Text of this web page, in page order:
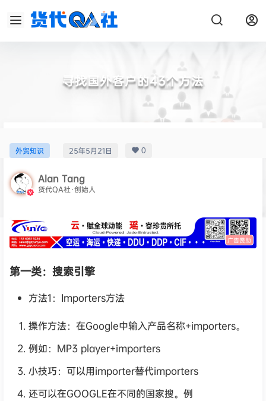
寻找国外客户的43个方法
外贸知识 25年5月21日 0
Alan Tang
货代QA社·创始人
广告赞助
第一类：搜索引擎
方法1：Importers方法
操作方法：在Google中输入产品名称+importers。
例如：MP3 player+importers
小技巧：可以用importer替代importers
还可以在GOOGLE在不同的国家搜。例